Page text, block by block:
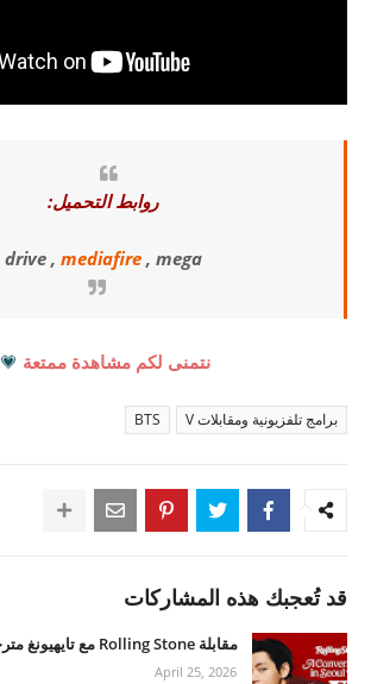
روابط التحميل:
drive , mediafire, mega
نتمنى لكم مشاهدة ممتعة 💗
برامج تلفزيونية ومقابلات V BTS
قد تُعجبك هذه المشاركات
مقابلة Rolling Stone مع تايهيونغ مترجمة للعربية
April 25, 2026